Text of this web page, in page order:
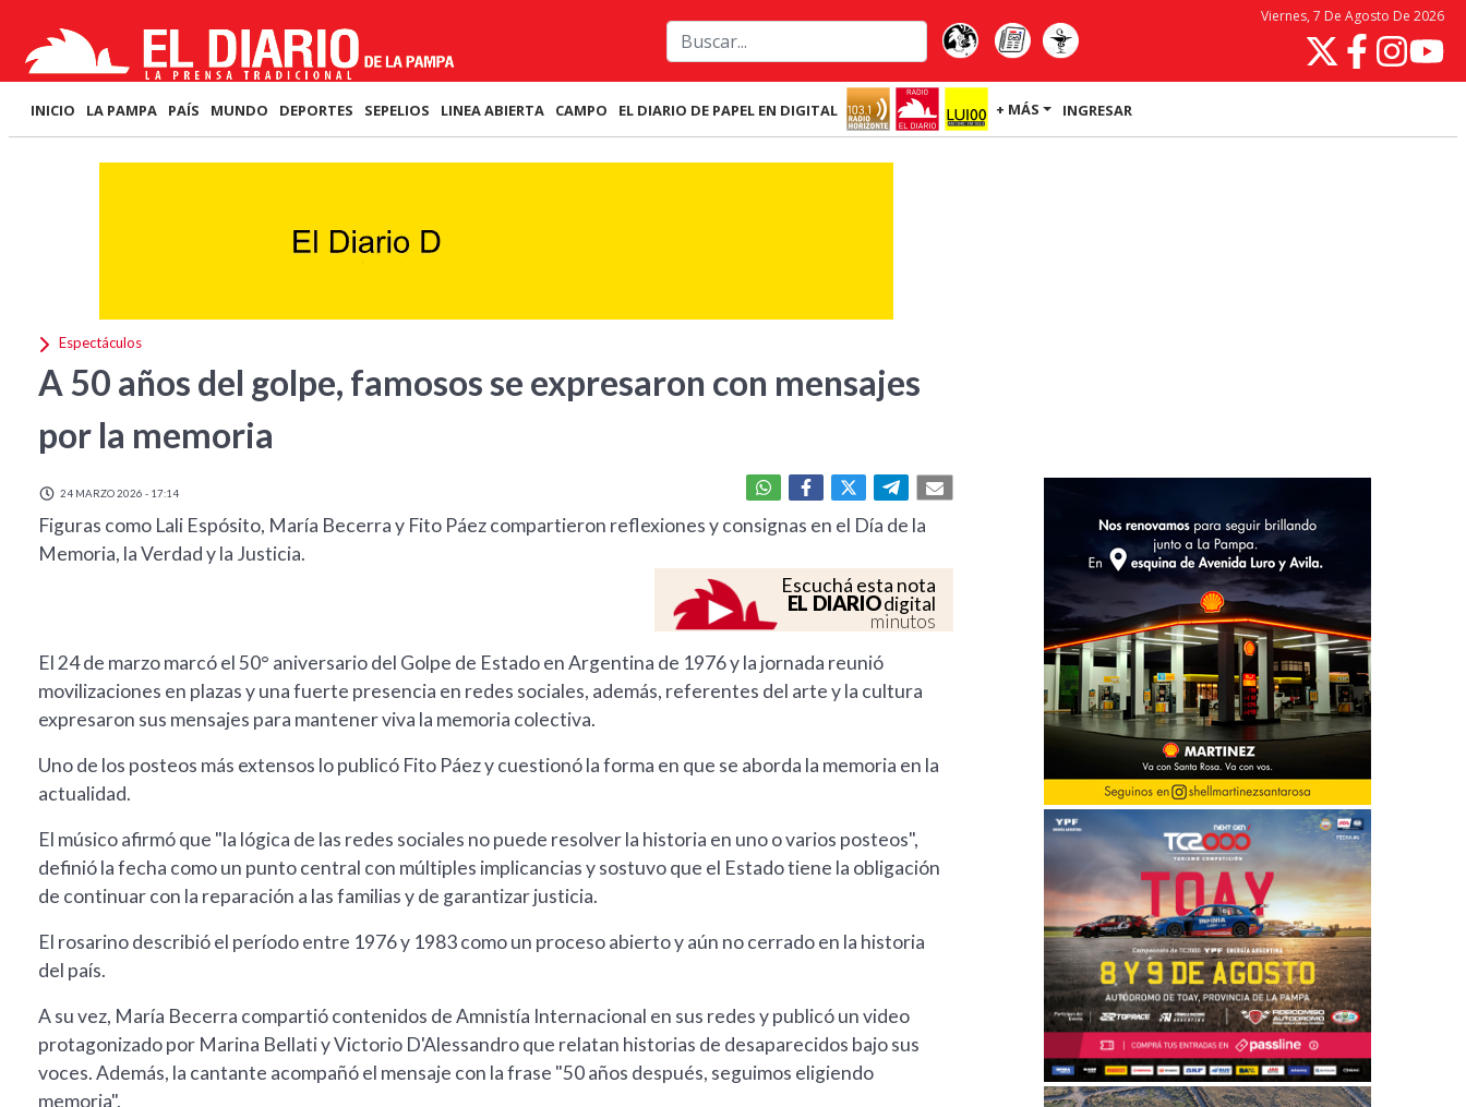
Viernes, 7 De Agosto De 2026
INICIO LA PAMPA PAÍS MUNDO DEPORTES SEPELIOS LINEA ABIERTA CAMPO EL DIARIO DE PAPEL EN DIGITAL + MÁS INGRESAR
Espectáculos
A 50 años del golpe, famosos se expresaron con mensajes
por la memoria
24 MARZO 2026 - 17:14
Figuras como Lali Espósito, María Becerra y Fito Páez compartieron reflexiones y consignas en el Día de la
Memoria, la Verdad y la Justicia.
Escuchá esta nota
EL DIARIOdigital
minutos
El 24 de marzo marcó el 50° aniversario del Golpe de Estado en Argentina de 1976 y la jornada reunió
movilizaciones en plazas y una fuerte presencia en redes sociales, además, referentes del arte y la cultura
expresaron sus mensajes para mantener viva la memoria colectiva.
Uno de los posteos más extensos lo publicó Fito Páez y cuestionó la forma en que se aborda la memoria en la
actualidad.
El músico afirmó que "la lógica de las redes sociales no puede resolver la historia en uno o varios posteos",
definió la fecha como un punto central con múltiples implicancias y sostuvo que el Estado tiene la obligación
de continuar con la reparación a las familias y de garantizar justicia.
El rosarino describió el período entre 1976 y 1983 como un proceso abierto y aún no cerrado en la historia
del país.
A su vez, María Becerra compartió contenidos de Amnistía Internacional en sus redes y publicó un video
protagonizado por Marina Bellati y Victorio D'Alessandro que relatan historias de desaparecidos bajo sus
voces. Además, la cantante acompañó el mensaje con la frase "50 años después, seguimos eligiendo
memoria".